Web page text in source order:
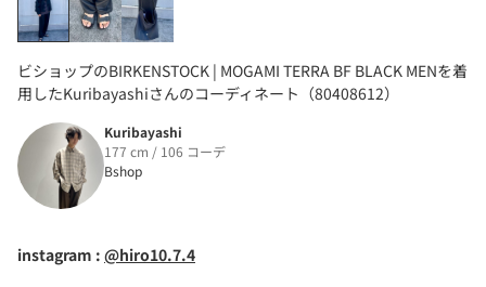
ビショップのBIRKENSTOCK | MOGAMI TERRA BF BLACK MENを着
用したKuribayashiさんのコーディネート（80408612）
Kuribayashi
177 cm / 106 コーデ
Bshop
instagram : @hiro10.7.4